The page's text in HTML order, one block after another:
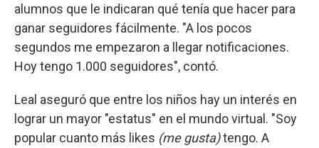
alumnos que le indicaran qué tenía que hacer para
ganar seguidores fácilmente. "A los pocos
segundos me empezaron a llegar notificaciones.
Hoy tengo 1.000 seguidores", contó.
Leal aseguró que entre los niños hay un interés en
lograr un mayor "estatus" en el mundo virtual. "Soy
popular cuanto más likes (me gusta)tengo. A